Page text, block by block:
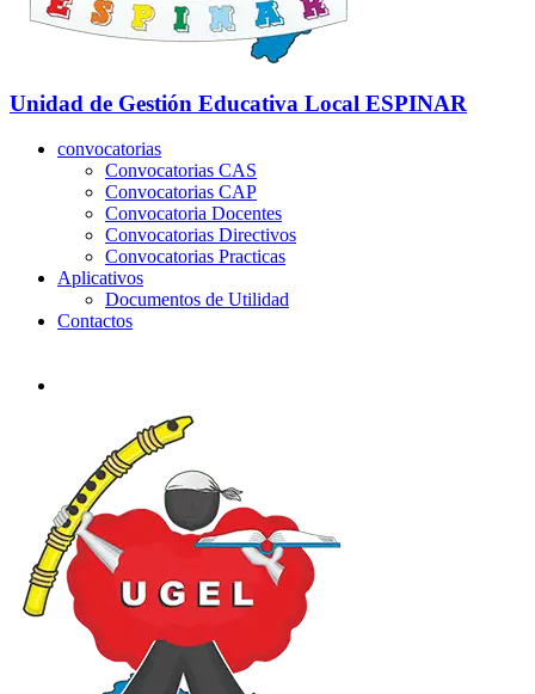
Unidad de Gestión Educativa Local ESPINAR
convocatorias
Convocatorias CAS
Convocatorias CAP
Convocatoria Docentes
Convocatorias Directivos
Convocatorias Practicas
Aplicativos
Documentos de Utilidad
Contactos